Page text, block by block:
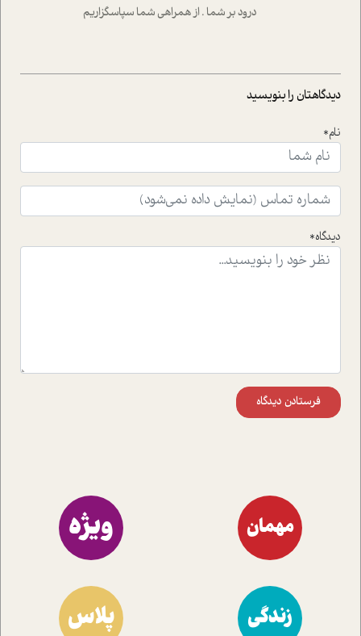
موثرترین راهکارهای استفاده از هوش مصنوعی در حوزه های
مختلف کسب و کار آشنا کنند.
درود بر شما . از همراهی شما سپاسگزاریم
دیدگاهتان را بنویسید
نام*
دیدگاه*
فرستادن دیدگاه
مهمان ویژه
زندگی پلاس